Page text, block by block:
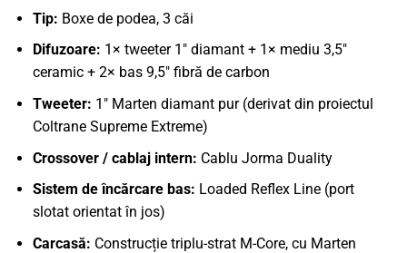
Tip: Boxe de podea, 3 căi
Difuzoare: 1× tweeter 1″ diamant + 1× mediu 3,5″
ceramic + 2× bas 9,5″ fibră de carbon
Tweeter: 1″ Marten diamant pur (derivat din proiectul
Coltrane Supreme Extreme)
Crossover / cablaj intern: Cablu Jorma Duality
Sistem de încărcare bas: Loaded Reflex Line (port
slotat orientat în jos)
Carcasă: Construcție triplu-strat M-Core, cu Marten